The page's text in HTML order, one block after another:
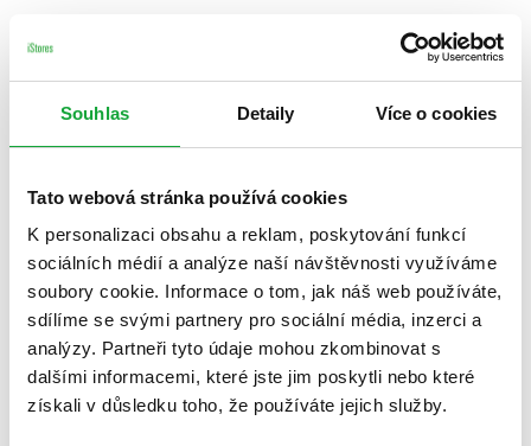
Souhlas Detaily Více o cookies
Tato webová stránka používá cookies
K personalizaci obsahu a reklam, poskytování funkcí
sociálních médií a analýze naší návštěvnosti využíváme
soubory cookie. Informace o tom, jak náš web používáte,
sdílíme se svými partnery pro sociální média, inzerci a
analýzy. Partneři tyto údaje mohou zkombinovat s
dalšími informacemi, které jste jim poskytli nebo které
získali v důsledku toho, že používáte jejich služby.